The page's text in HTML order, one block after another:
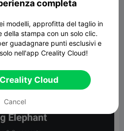
completa
modelli, approfitta del taglio in
della stampa con un solo clic.
guadagnare punti esclusivi e
nell'app Creality Cloud!
Cloud
Cancel